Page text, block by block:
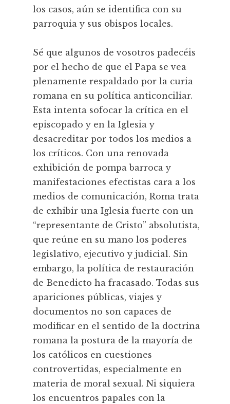
los casos, aún se identifica con su
parroquia y sus obispos locales.
Sé que algunos de vosotros padecéis
por el hecho de que el Papa se vea
plenamente respaldado por la curia
romana en su política anticonciliar.
Esta intenta sofocar la crítica en el
episcopado y en la Iglesia y
desacreditar por todos los medios a
los críticos. Con una renovada
exhibición de pompa barroca y
manifestaciones efectistas cara a los
medios de comunicación, Roma trata
de exhibir una Iglesia fuerte con un
“representante de Cristo” absolutista,
que reúne en su mano los poderes
legislativo, ejecutivo y judicial. Sin
embargo, la política de restauración
de Benedicto ha fracasado. Todas sus
apariciones públicas, viajes y
documentos no son capaces de
modificar en el sentido de la doctrina
romana la postura de la mayoría de
los católicos en cuestiones
controvertidas, especialmente en
materia de moral sexual. Ni siquiera
los encuentros papales con la